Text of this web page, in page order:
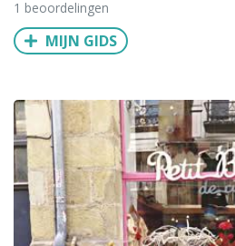
Andere wereldsteden
Alle steden
Phoenix
1 beoordelingen
MIJN GIDS